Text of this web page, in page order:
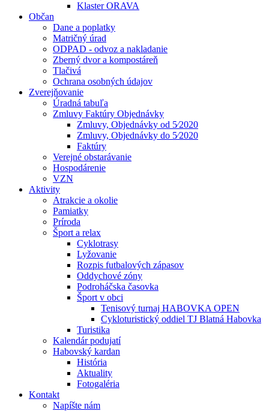
Klaster ORAVA
Občan
Dane a poplatky
Matričný úrad
ODPAD - odvoz a nakladanie
Zberný dvor a kompostáreň
Tlačivá
Ochrana osobných údajov
Zverejňovanie
Úradná tabuľa
Zmluvy Faktúry Objednávky
Zmluvy, Objednávky od 5⁄2020
Zmluvy, Objednávky do 5⁄2020
Faktúry
Verejné obstarávanie
Hospodárenie
VZN
Aktivity
Atrakcie a okolie
Pamiatky
Príroda
Šport a relax
Cyklotrasy
Lyžovanie
Rozpis futbalových zápasov
Oddychové zóny
Podroháčska časovka
Šport v obci
Tenisový turnaj HABOVKA OPEN
Cykloturistický oddiel TJ Blatná Habovka
Turistika
Kalendár podujatí
Habovský kardan
História
Aktuality
Fotogaléria
Kontakt
Napíšte nám